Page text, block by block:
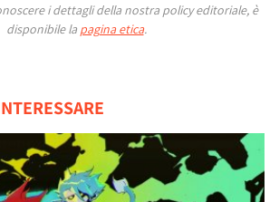
i dettagli della nostra policy editoriale, è
disponibile la pagina etica.